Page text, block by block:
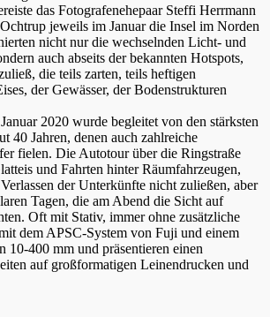
das Fotografenehepaar Steffi Herrmann
jeweils im Januar die Insel im Norden
nicht nur die wechselnden Licht- und
auch abseits der bekannten Hotspots,
die teils zarten, teils heftigen
der Gewässer, der Bodenstrukturen
2020 wurde begleitet von den stärksten
40 Jahren, denen auch zahlreiche
fielen. Die Autotour über die Ringstraße
und Fahrten hinter Räumfahrzeugen,
der Unterkünfte nicht zuließen, aber
Tagen, die am Abend die Sicht auf
Oft mit Stativ, immer ohne zusätzliche
dem APSC-System von Fuji und einem
10-400 mm und präsentieren einen
auf großformatigen Leinendrucken und